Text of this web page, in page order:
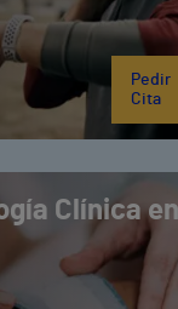
Pedir
Cita
Clínica en